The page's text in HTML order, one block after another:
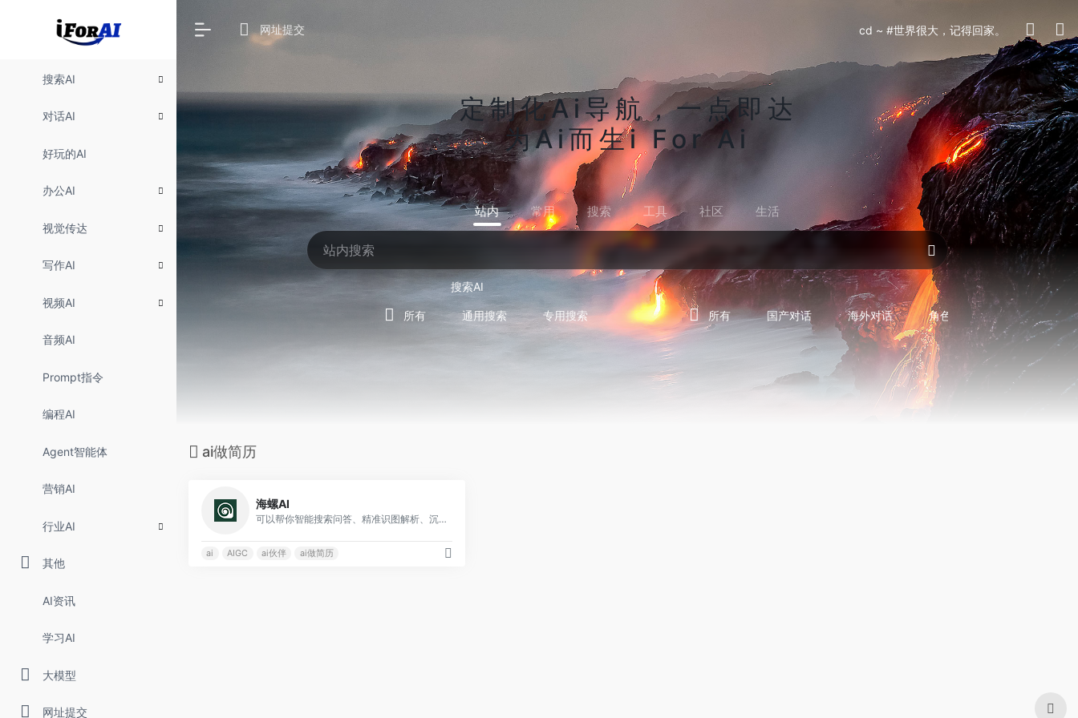
搜索AI
对话AI
好玩的AI
办公AI
视觉传达
写作AI
视频AI
音频AI
Prompt指令
编程AI
Agent智能体
营销AI
行业AI
其他
AI资讯
学习AI
大模型
网址提交
网址提交 cd ~ #世界很大，记得回家。
定制化Ai导航，一点即达
为Ai而生i For Ai
站内 常用 搜索 工具 社区 生活
搜索AI
所有 通用搜索 专用搜索
对话AI
所有 国产对话 海外对话 角色型对话 专用型对话
ai做简历
海螺AI
可以帮你智能搜索问答、精准识图解析、沉浸语音通话、专业/创意写作、文档速读总结、还有独家悬浮球功能帮你把琐事化繁为简
ai AIGC ai伙伴 ai做简历